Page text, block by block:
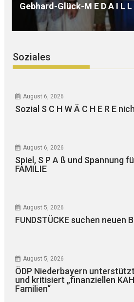
WEGER
Soziales
August 6, 2026
Sozial S C H W Ä C H E R E
August 6, 2026
Spiel, S P A ß und Spannung
FAMILIE
August 5, 2026
FUNDSTÜCKE suchen neuen
August 5, 2026
ÖDP Niederbayern unterstützt
und kritisiert „finanziellen
Familien“